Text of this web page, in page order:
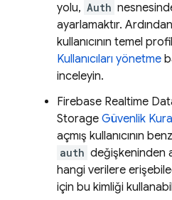
yolu, Auth
ayarlamaktır.
kullanıcının temel
Kullanıcıları yönetme
inceleyin.
Firebase Realtime
Storage Güvenlik
açmış kullanıcının
auth değişkeninden
hangi verilere
için bu kimliği